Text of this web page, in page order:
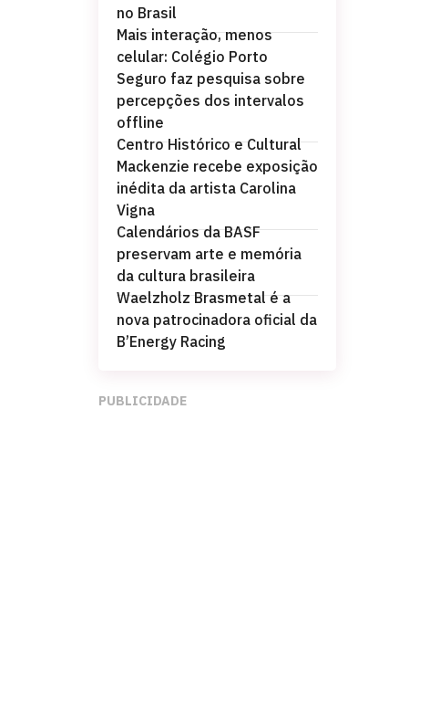
no Brasil
Mais interação, menos
celular: Colégio Porto
Seguro faz pesquisa sobre
percepções dos intervalos
offline
Centro Histórico e Cultural
Mackenzie recebe exposição
inédita da artista Carolina
Vigna
Calendários da BASF
preservam arte e memória
da cultura brasileira
Waelzholz Brasmetal é a
nova patrocinadora oficial da
B’Energy Racing
PUBLICIDADE